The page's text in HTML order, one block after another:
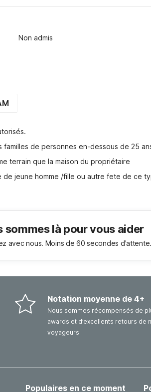
Non admis
de personnes en-dessous de 25
terrain que la maison du propriétaire
de jeune homme /fille ou autre fete de ce
sommes là pour vous aider
avec nous. Moins de 60 secondes d'attente.
Notation moyenne de 4+
Nous sommes récompensés de
awards et d’excellents retours de
voyageurs
Populaires en ce moment